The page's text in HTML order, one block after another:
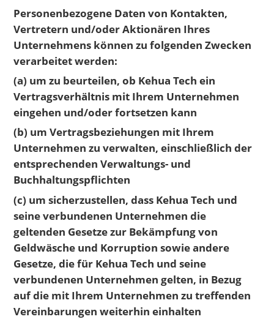
Personenbezogene Daten von Kontakten,
Vertretern und/oder Aktionären Ihres
Unternehmens können zu folgenden Zwecken
verarbeitet werden:
(a) um zu beurteilen, ob Kehua Tech ein
Vertragsverhältnis mit Ihrem Unternehmen
eingehen und/oder fortsetzen kann
(b) um Vertragsbeziehungen mit Ihrem
Unternehmen zu verwalten, einschließlich der
entsprechenden Verwaltungs- und
Buchhaltungspflichten
(c) um sicherzustellen, dass Kehua Tech und
seine verbundenen Unternehmen die
geltenden Gesetze zur Bekämpfung von
Geldwäsche und Korruption sowie andere
Gesetze, die für Kehua Tech und seine
verbundenen Unternehmen gelten, in Bezug
auf die mit Ihrem Unternehmen zu treffenden
Vereinbarungen weiterhin einhalten